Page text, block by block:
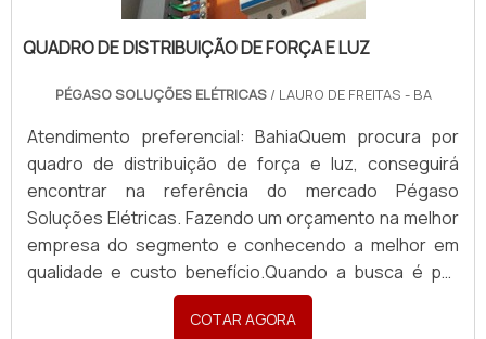
QUADRO DE DISTRIBUIÇÃO DE FORÇA E LUZ
PÉGASO SOLUÇÕES ELÉTRICAS / LAURO DE FREITAS - BA
Atendimento preferencial: BahiaQuem procura por
quadro de distribuição de força e luz, conseguirá
encontrar na referência do mercado Pégaso
Soluções Elétricas. Fazendo um orçamento na melhor
empresa do segmento e conhecendo a melhor em
qualidade e custo benefício.Quando a busca é por
quadro de distribuição de força e luz, com a Pégaso
Soluções Elétricas o cliente poderá contar ótima
COTAR AGORA